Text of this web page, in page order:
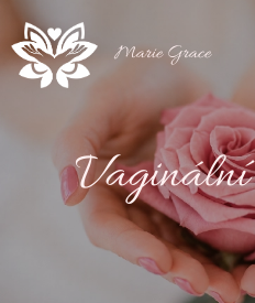
Marie Grace
Vaginální